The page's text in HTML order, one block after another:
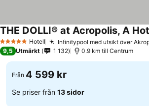
5 Stjärnor Hotell Infinitypool med utsikt över
THE DOLLI® at Acropolis, A
9,5 Utmärkt 1 132 0.9 km till Centrum
Från 4 599 kr
Se priser från 13 sidor